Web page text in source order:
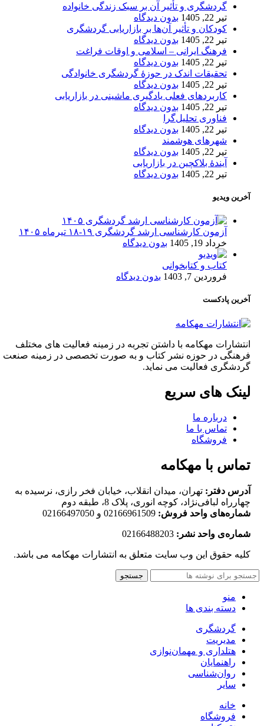
گردشگری و تأثیر آن بر سبک زندگی خانواده
تیر 22, 1405
بدون دیدگاه
کودکان و تأثیر آن‌ها بر بازاریابی گردشگری
تیر 22, 1405
بدون دیدگاه
فرهنگ ایرانی – اسلامی و اوقات فراغت
تیر 22, 1405
بدون دیدگاه
تحقیقات اندک در حوزۀ گردشگری خانوادگی
تیر 22, 1405
بدون دیدگاه
کاربردهای فعلی یادگیری ماشینی در بازاریابی
تیر 22, 1405
بدون دیدگاه
فناوری تحلیل‌گرا
تیر 22, 1405
بدون دیدگاه
شهرهای هوشمند
تیر 22, 1405
بدون دیدگاه
آیندۀ بلاکچین در بازاریابی
تیر 22, 1405
بدون دیدگاه
آخرین ویدیو
آزمون کارشناسی ارشد گردشگری ۱۹-۱۸ تیرماه ۱۴۰۵
خرداد 19, 1405
بدون دیدگاه
کتاب و کتابخوانی
فروردین 7, 1403
بدون دیدگاه
آخرین پادکست
انتشارات مهکامه با داشتن تجربه در زمینه فعالیت های مختلف
فرهنگی در حوزه نشر کتاب و به صورت تخصصی در زمینه صنعت
گردشگری فعالیت می نماید.
لینک های سریع
درباره ما
تماس با ما
فروشگاه
تماس با مهکامه
آدرس دفتر: تهران، میدان انقلاب، خیابان فخر رازی، نرسیده به
چهارراه لبافی‌نژاد، کوچه انوری، پلاک 8، طبقه دوم
شماره‌های واحد فروش: 02166961509 و 02166497050
شماره‌‌ی واحد نشر:
کلیه حقوق این وب سایت متعلق به انتشارات مهکامه می باشد.
جستجو
منو
دسته بندی ها
گردشگری
مدیریت
هتلداری و مهمان‌نوازی
راهنمایان
روان‌شناسی
سایر
خانه
فروشگاه